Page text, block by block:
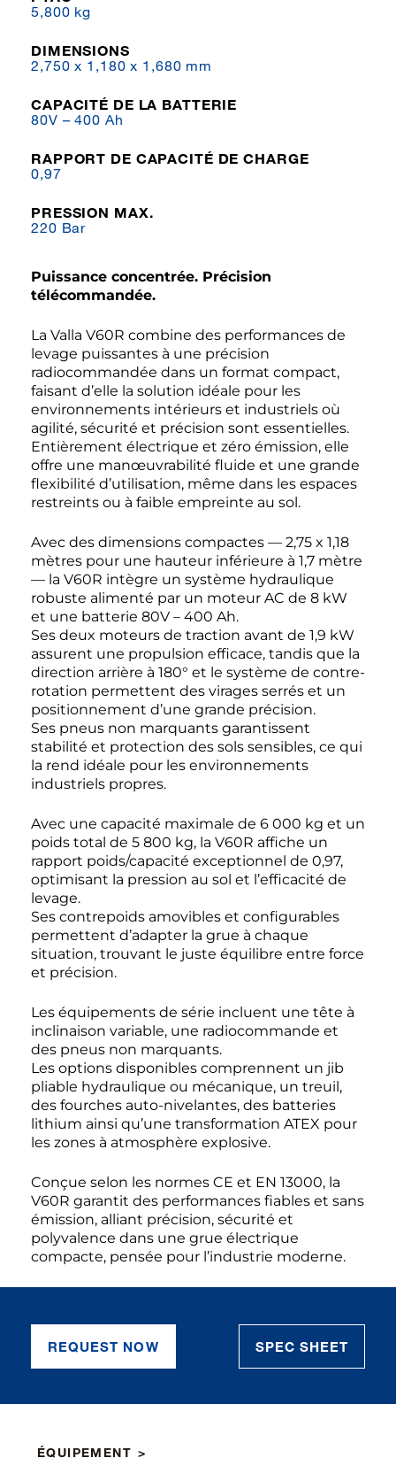
5,800 kg
DIMENSIONS
2,750 x 1,180 x 1,680 mm
CAPACITÉ DE LA BATTERIE
80V – 400 Ah
RAPPORT DE CAPACITÉ DE CHARGE
0,97
PRESSION MAX.
220 Bar
Puissance concentrée. Précision
télécommandée.
La Valla V60R combine des performances de
levage puissantes à une précision
radiocommandée dans un format compact,
faisant d’elle la solution idéale pour les
environnements intérieurs et industriels où
agilité, sécurité et précision sont essentielles.
Entièrement électrique et zéro émission, elle
offre une manœuvrabilité fluide et une grande
flexibilité d’utilisation, même dans les espaces
restreints ou à faible empreinte au sol.
Avec des dimensions compactes — 2,75 x 1,18
mètres pour une hauteur inférieure à 1,7 mètre
— la V60R intègre un système hydraulique
robuste alimenté par un moteur AC de 8 kW
et une batterie 80V – 400 Ah.
Ses deux moteurs de traction avant de 1,9 kW
assurent une propulsion efficace, tandis que la
direction arrière à 180° et le système de contre-
rotation permettent des virages serrés et un
positionnement d’une grande précision.
Ses pneus non marquants garantissent
stabilité et protection des sols sensibles, ce qui
la rend idéale pour les environnements
industriels propres.
Avec une capacité maximale de 6 000 kg et un
poids total de 5 800 kg, la V60R affiche un
rapport poids/capacité exceptionnel de 0,97,
optimisant la pression au sol et l’efficacité de
levage.
Ses contrepoids amovibles et configurables
permettent d’adapter la grue à chaque
situation, trouvant le juste équilibre entre force
et précision.
Les équipements de série incluent une tête à
inclinaison variable, une radiocommande et
des pneus non marquants.
Les options disponibles comprennent un jib
pliable hydraulique ou mécanique, un treuil,
des fourches auto-nivelantes, des batteries
lithium ainsi qu’une transformation ATEX pour
les zones à atmosphère explosive.
Conçue selon les normes CE et EN 13000, la
V60R garantit des performances fiables et sans
émission, alliant précision, sécurité et
polyvalence dans une grue électrique
compacte, pensée pour l’industrie moderne.
REQUEST NOW SPEC SHEET
ÉQUIPEMENT